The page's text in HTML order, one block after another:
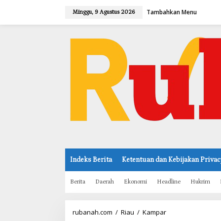
Minggu, 9 Agustus 2026 Tambahkan Menu
Indeks Berita Ketentuan dan Kebijakan
Berita Daerah Ekonomi Headline Hukrim
rubanah.com / Riau / Kampar